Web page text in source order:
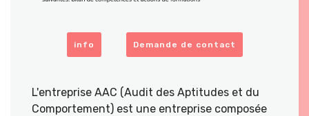
info Demande de contact
L'entreprise AAC (Audit des Aptitudes et du
Comportement) est une entreprise composée